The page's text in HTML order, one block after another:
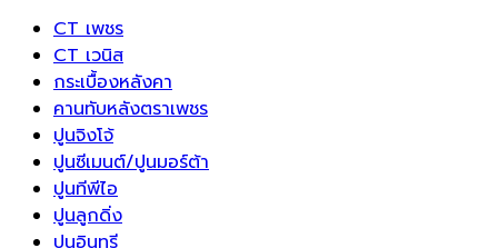
CT เพชร
CT เวนิส
กระเบื้องหลังคา
คานทับหลังตราเพชร
ปูนจิงโจ้
ปูนซีเมนต์/ปูนมอร์ต้า
ปูนทีพีไอ
ปูนลูกดิ่ง
ปูนอินทรี